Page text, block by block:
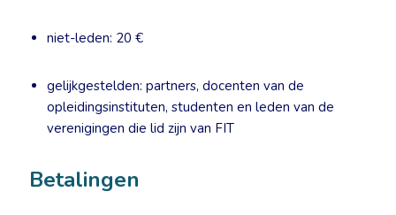
niet-leden: 20 €
gelijkgestelden: partners, docenten van de
opleidingsinstituten, studenten en leden van de
verenigingen die lid zijn van FIT
Betalingen